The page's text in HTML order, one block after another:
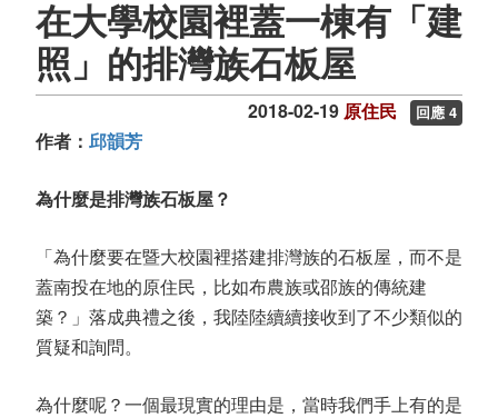
在大學校園裡蓋一棟有「建
照」的排灣族石板屋
2018-02-19 原住民 回應 4
作者： 邱韻芳
為什麼是排灣族石板屋？
「為什麼要在暨大校園裡搭建排灣族的石板屋，而不是
蓋南投在地的原住民，比如布農族或邵族的傳統建
築？」落成典禮之後，我陸陸續續接收到了不少類似的
質疑和詢問。
為什麼呢？一個最現實的理由是，當時我們手上有的是